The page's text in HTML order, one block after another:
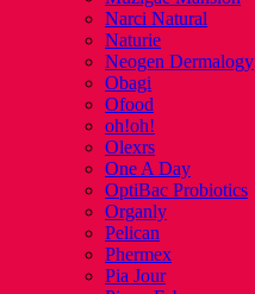
Narci Natural
Naturie
Neogen Dermalogy
Obagi
Ofood
oh!oh!
Olexrs
One A Day
OptiBac Probiotics
Organly
Pelican
Phermex
Pia Jour